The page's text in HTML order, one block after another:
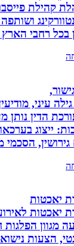
קהילת פייסבוק
ושותפה
רחבי הארץ
עיני, מודיעין,
נותן מענה
בערכאות,
הסכמי ממון,
לאירועים
הפלגות
נישואין,